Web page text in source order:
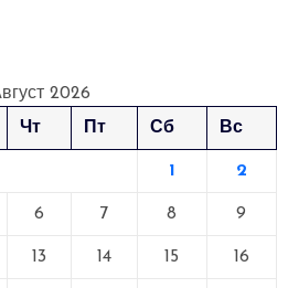
2026
Чт Пт Сб Вс
1 2
6 7 8 9
13 14 15 16